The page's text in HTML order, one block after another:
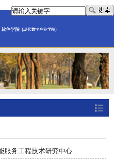
服务工程技术研究中心